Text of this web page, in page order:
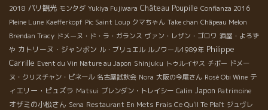
2018 パリ観光 モンタダ Yukiya Fujiwara Château Poupille Confianza 2016
Pleine Lune Kaefferkopf Pic Saint Loup クマちゃん Take chan Châpeau Melon
Brendan Tracy ドメーヌ・ド・ラ・ガランス ヴァン・レザン・ゴロワ 酒屋・よろず
や カトリーヌ・ジャンボン ル・ブリュエル ルノワール1989年 Philippe
Carrille Event du Vin Nature au Japon Shinjuku トゥルイヤス チボー ドメー
ヌ・クリスチャン・ビネール 名古屋試飲会 Nora 大阪の今尾さん Rosé Obi Wine テ
ィエリー・ピュズラ Matsui ブレンダン・トレイシー Calim Japon Patrimoine
オザミの小松さん Sena Restaurant En Mets Frais Ce Qu'Il Te Plaît ジュヴレ